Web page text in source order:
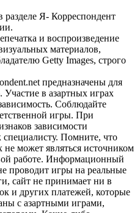
разделе Я- Корреспондент
и воспроизведение
материалов,
Getty Images, строго
предназначены для
в азартных играх
Соблюдайте
игры. При
зависимости
специалисту. Помните, что
не может являться источником
работе. Информационный
проводит игры на реальные
сайт не принимает ни в
и других платежей, которые
с азартными играми,